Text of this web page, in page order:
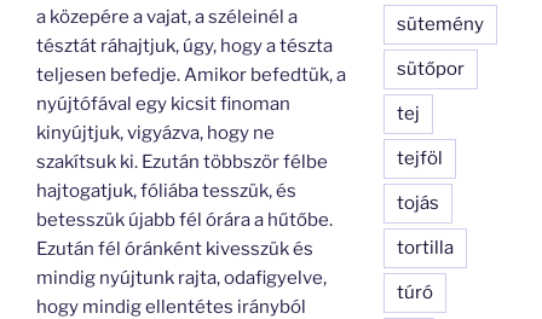
a közepére a vajat, a széleinél a
tésztát ráhajtjuk, úgy, hogy a tészta
teljesen befedje. Amikor befedtük, a
nyújtófával egy kicsit finoman
kinyújtjuk, vigyázva, hogy ne
szakítsuk ki. Ezután többször félbe
hajtogatjuk, fóliába tesszük, és
betesszük újabb fél órára a hűtőbe.
Ezután fél óránként kivesszük és
mindig nyújtunk rajta, odafigyelve,
hogy mindig ellentétes irányból
sütemény
sütőpor
tej
tejföl
tojás
tortilla
túró